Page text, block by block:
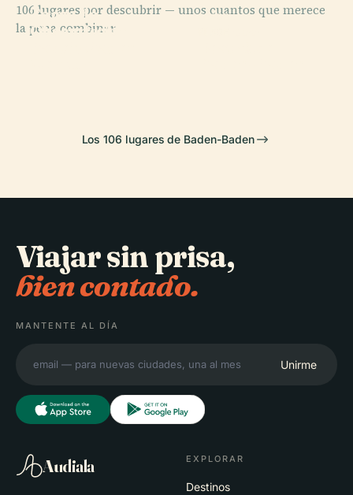
106 lugares por descubrir — unos cuantos que merece
la pena combinar.
PLACE
Cascada de
PLACE
Torre de
Observación
Los 106 lugares de Baden-Baden
Viajar sin prisa,
bien contado.
MANTENTE AL DÍA
Unirme
Audiala EXPLORAR
Destinos